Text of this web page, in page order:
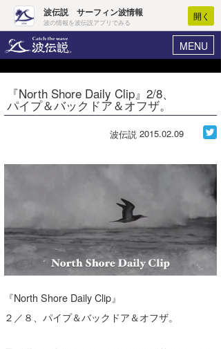
波伝説 サーフィン波情報
波の情報を波伝説アプリでみる
開く
MENU
ヘルプ マイホーム
ログイン
気象情報
ニュース
サーフィンエリアガイド
会員メニュー
今月のプレゼント
『North Shore Daily Clip』2/8、
パイプ＆バックドア＆オフザ。
波伝説 2015.02.09
『North Shore Daily Clip』
２／８、パイプ＆バックドア＆オフザ。
Core Surf Japan
トラベル
ショップ情報
ショップ情報
湘南
ウラナミ
お知らせ